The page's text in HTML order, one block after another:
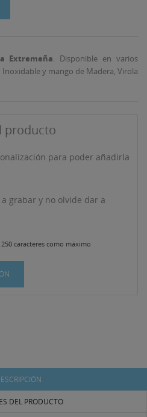
Extremeña. Disponible en varios
y mango de Madera, Virola
producto
para poder añadirla
grabar y no olvide dar a
250 caracteres como máximo
DEL PRODUCTO